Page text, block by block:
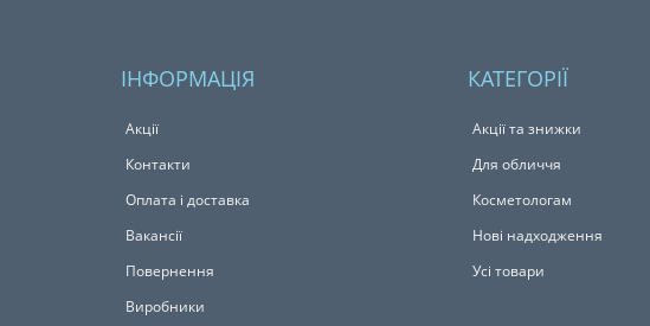
ІНФОРМАЦІЯ
Акції
Контакти
Оплата і доставка
Вакансії
Повернення
Виробники
КАТЕГОРІЇ
Акції та знижки
Для обличчя
Косметологам
Нові надходження
Усі товари